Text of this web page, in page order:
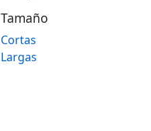
Tamaño
Cortas
Largas